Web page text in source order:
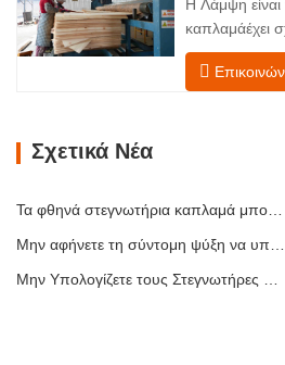
εργοστάσια
Η Λάμψη
καπλαμάέχει
αντιμετωπίζει
προκλήσεις
επιστήμη…
Σχετικά Νέα
Μην Υπολογίζετε τους Στεγνωτήρες Καπλαμά Μόνο με Βάση τη Χωρητικότητα